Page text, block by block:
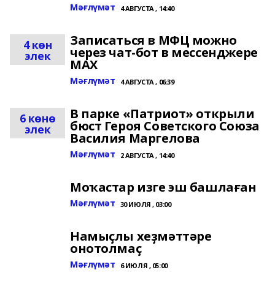
Мәғлүмәт 4 АВГУСТА , 14:40
4 көн
элек
Записаться в МФЦ можно
через чат-бот в мессенджере
MAX
Мәғлүмәт 4 АВГУСТА , 06:39
6 көнө
элек
В парке «Патриот» открыли
бюст Героя Советского Союза
Василия Маргелова
Мәғлүмәт 2 АВГУСТА , 14:40
Моҡастар изге эш башлаған
Мәғлүмәт 30 ИЮЛЯ , 03:00
Намыҫлы хеҙмәттәре
онотолмаҫ
Мәғлүмәт 6 ИЮЛЯ , 05:00